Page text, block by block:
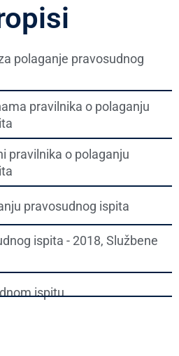
polaganje pravosudnog
pravilnika o polaganju
pravilnika o polaganju
pravosudnog ispita
ispita - 2018, Službene
ispitu